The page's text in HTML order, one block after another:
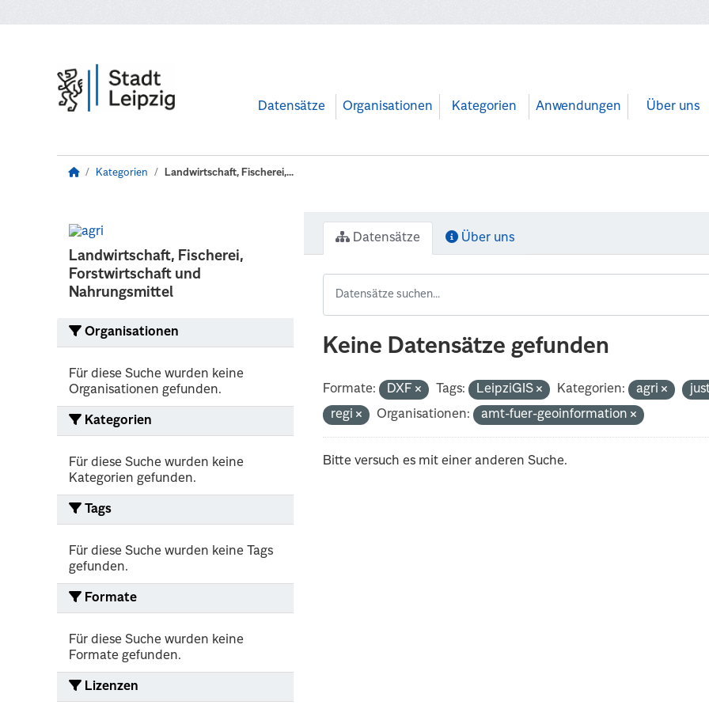
Datensätze Organisationen Kategorien Anwendungen Über uns
Kategorien Landwirtschaft, Fischerei,...
Landwirtschaft, Fischerei,
Forstwirtschaft und
Nahrungsmittel
Organisationen
Für diese Suche wurden keine
Organisationen gefunden.
Kategorien
Für diese Suche wurden keine
Kategorien gefunden.
Tags
Für diese Suche wurden keine Tags
gefunden.
Formate
Für diese Suche wurden keine
Formate gefunden.
Lizenzen
Datensätze Über uns
Keine Datensätze gefunden
Formate: DXF Tags: LeipziGIS Kategorien: agri
regi
Organisationen: amt-fuer-geoinformation
Bitte versuch es mit einer anderen Suche.